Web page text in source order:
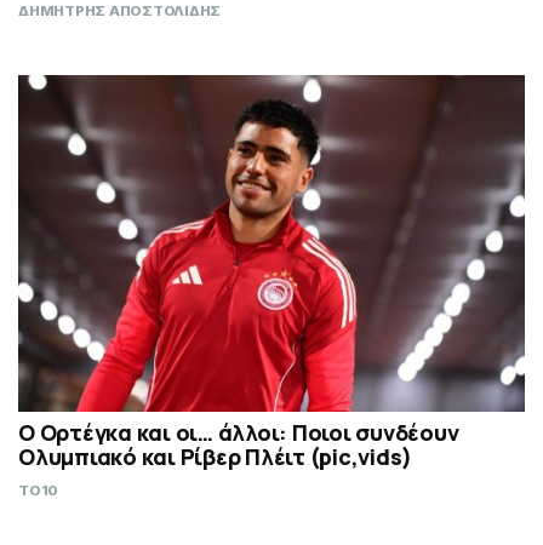
ΔΗΜΗΤΡΗΣ ΑΠΟΣΤΟΛΙΔΗΣ
Ο Ορτέγκα και οι… άλλοι: Ποιοι συνδέουν
Ολυμπιακό και Ρίβερ Πλέιτ (pic,vids)
TO10